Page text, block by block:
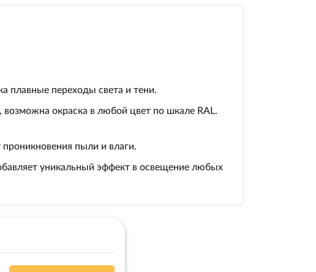
плавные переходы света и тени.
окраска в любой цвет по шкале RAL.
пыли и влаги.
уникальный эффект в освещение любых